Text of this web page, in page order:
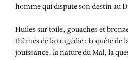
homme qui dispute son destin au
Huiles sur toile, gouaches et
thèmes de la tragédie : la quête de
jouissance, la nature du Mal, la